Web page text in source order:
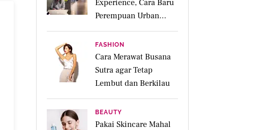
Experience, Cara Baru
Perempuan Urban
Menjaga Produktivitas
dan Mental Health
FASHION
Cara Merawat Busana
Sutra agar Tetap
Lembut dan Berkilau
BEAUTY
Pakai Skincare Mahal